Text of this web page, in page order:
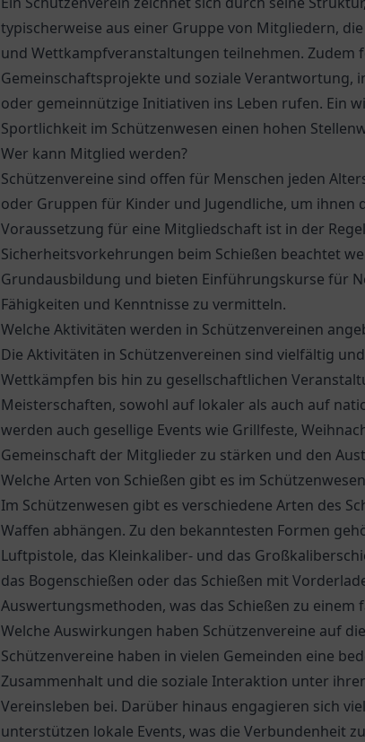
typischerweise aus einer Gruppe von Mitgliedern,
und Wettkampfveranstaltungen teilnehmen. Zudem
Gemeinschaftsprojekte und soziale Verantwortung,
oder gemeinnützige Initiativen ins Leben rufen. Ein
Sportlichkeit im Schützenwesen einen hohen
Wer kann Mitglied werden?
Schützenvereine sind offen für Menschen jeden
oder Gruppen für Kinder und Jugendliche, um
Voraussetzung für eine Mitgliedschaft ist in der
Sicherheitsvorkehrungen beim Schießen beachtet
Grundausbildung und bieten Einführungskurse für
Fähigkeiten und Kenntnisse zu vermitteln.
Welche Aktivitäten werden in Schützenvereinen
Die Aktivitäten in Schützenvereinen sind vielfältig
Wettkämpfen bis hin zu gesellschaftlichen
Meisterschaften, sowohl auf lokaler als auch auf
werden auch gesellige Events wie Grillfeste,
Gemeinschaft der Mitglieder zu stärken und den
Welche Arten von Schießen gibt es im
Im Schützenwesen gibt es verschiedene Arten des
Waffen abhängen. Zu den bekanntesten Formen
Luftpistole, das Kleinkaliber- und das
das Bogenschießen oder das Schießen mit
Auswertungsmethoden, was das Schießen zu einem
Welche Auswirkungen haben Schützenvereine auf
Schützenvereine haben in vielen Gemeinden eine
Zusammenhalt und die soziale Interaktion unter
Vereinsleben bei. Darüber hinaus engagieren sich
unterstützen lokale Events, was die Verbundenheit